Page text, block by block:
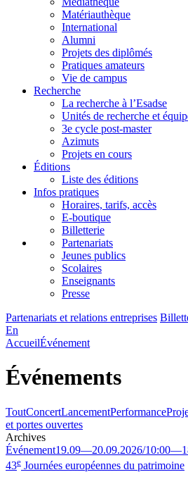
Matériauthèque
International
Alumni
Projets des diplômés
Pratiques amateurs
Vie de campus
Recherche
La recherche à l’Esadse
Unités de recherche et
3e cycle post-master
Azimuts
Projets en cours
Éditions
Liste des éditions
Infos pratiques
Horaires, tarifs, accès
E-boutique
Billetterie
Partenariats
Jeunes publics
Scolaires
Enseignants
Presse
Partenariats et relations entreprises
En
AccueilÉvénement
Événements
ToutConcertLancementPerformance
et portes ouvertes
Archives
Événement19.09—20.09.2026/10:00—
43e Journées européennes du patrimoine